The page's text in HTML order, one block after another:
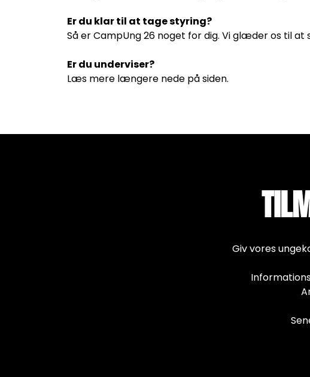
Er du klar til at tage styring?
Så er CampUng 26 noget for dig. Vi glæder os til at
Er du underviser?
Læs mere længere nede på siden.
Giv vores